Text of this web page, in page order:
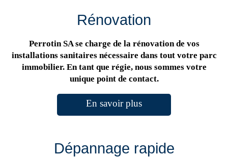
Rénovation
Perrotin SA se charge de la rénovation de vos
installations sanitaires nécessaire dans tout votre parc
immobilier. En tant que régie, nous sommes votre
unique point de contact.
En savoir plus
Dépannage rapide